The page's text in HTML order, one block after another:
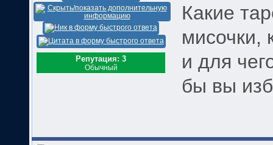
Репутация: 3
Обычный
Какие
мисочки,
и для
бы вы